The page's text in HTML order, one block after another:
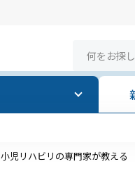
小児リハビリの専門家が教え